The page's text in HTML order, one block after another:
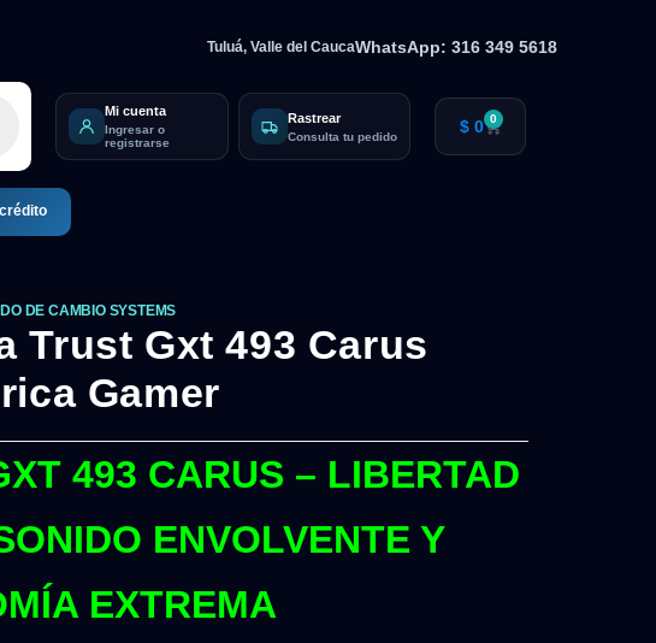
Tuluá, Valle del CaucaWhatsApp: 316 349 5618
Mi cuenta
Ingresar o
registrarse
Rastrear
Consulta tu pedido $ 0 0
DE CAMBIO SYSTEMS
Trust Gxt 493 Carus
Gamer
493 CARUS – LIBERTAD
ENVOLVENTE Y
EXTREMA